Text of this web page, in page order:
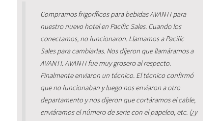
Compramos frigoríficos para bebidas AVANTI para
nuestro nuevo hotel en Pacific Sales. Cuando los
conectamos, no funcionaron. Llamamos a Pacific
Sales para cambiarlas. Nos dijeron que llamáramos a
AVANTI. AVANTI fue muy grosero al respecto.
Finalmente enviaron un técnico. El técnico confirmó
que no funcionaban y luego nos enviaron a otro
departamento y nos dijeron que cortáramos el cable,
enviáramos el número de serie con el papeleo, etc. (¿y